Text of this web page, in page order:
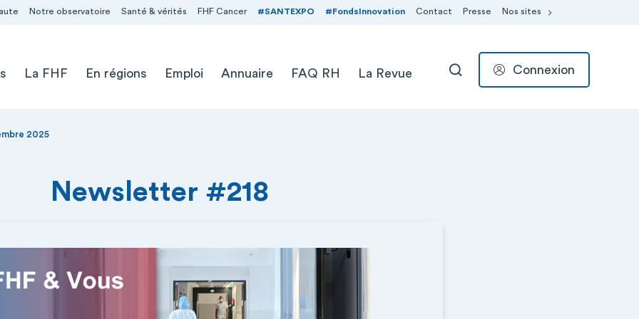
Notre observatoire Santé & vérités FHF Cancer #SANTEXPO #FondsInnovation Contact Presse Nos sites
La FHF En régions Emploi Annuaire FAQ RH La Revue RECHERCHER
Connexion
2025
Newsletter #218